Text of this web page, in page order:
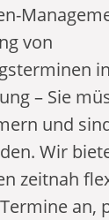
von
– Sie
und
Wir
zeitnah
an,